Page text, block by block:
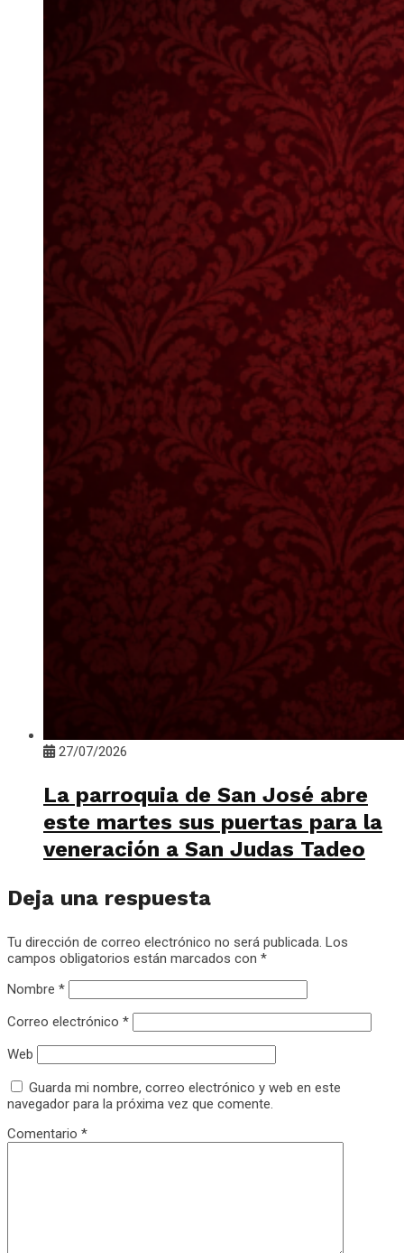
27/07/2026
La parroquia de San José abre
este martes sus puertas para la
veneración a San Judas Tadeo
Deja una respuesta
Tu dirección de correo electrónico no será publicada. Los
campos obligatorios están marcados con *
Nombre *
Correo electrónico *
Web
Guarda mi nombre, correo electrónico y web en este
navegador para la próxima vez que comente.
Comentario *